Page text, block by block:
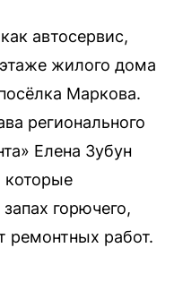
автосервис,
жилого дома
Маркова.
регионального
Елена Зубун
горючего,
ремонтных работ.